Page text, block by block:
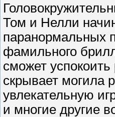
Том и Нелли
паранормальных
фамильного
сможет
скрывает могила
увлекательную
и многие другие